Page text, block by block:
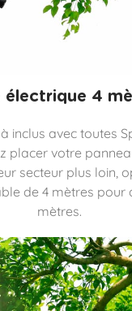
électrique 4
inclus avec toutes
placer votre
secteur plus loin,
de 4 mètres pour
mètres.